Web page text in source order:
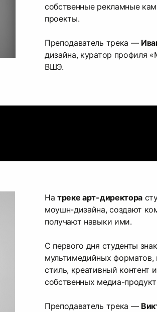
собственные рекламные
проекты.
Преподаватель трека —
дизайна, куратор профиля
ВШЭ.
Натреке арт-директора
моушн-дизайна, создают
получают навыки ими.
С первого дня студенты
мультимедийных
стиль, креативный контент
собственных медиа-
Преподаватель трека —